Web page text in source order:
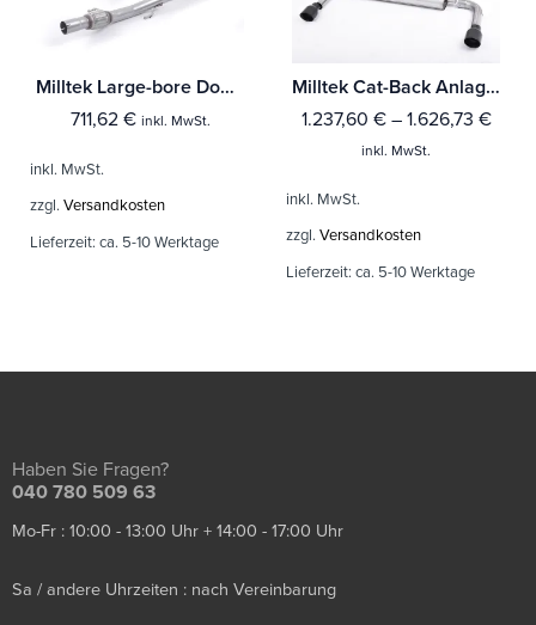
Milltek Large-bore Downpipe und De-cat Audi A1 1.4 TFSI S line 185PS S tronic
711,62 € inkl. MwSt.
inkl. MwSt.
zzgl. Versandkosten
Lieferzeit: ca. 5-10 Werktage
Milltek Cat-Back Anlage Audi A3 2.0 TFSI quattro Sedan 8V (Nur US-Modelle)
1.237,60 €– 1.626,73 €
inkl. MwSt.
inkl. MwSt.
zzgl. Versandkosten
Lieferzeit: ca. 5-10 Werktage
Haben Sie Fragen?
040 780 509 63
Mo-Fr : 10:00 - 13:00 Uhr + 14:00 - 17:00 Uhr
Sa / andere Uhrzeiten : nach Vereinbarung